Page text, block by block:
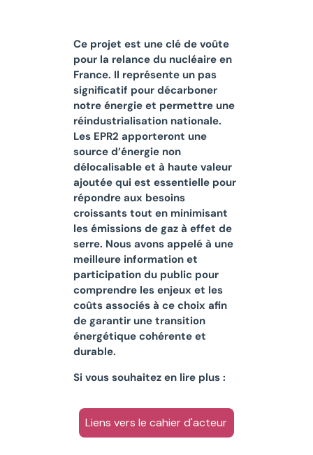
Ce projet est une clé de voûte
pour la relance du nucléaire en
France. Il représente un pas
significatif pour décarboner
notre énergie et permettre une
réindustrialisation nationale.
Les EPR2 apporteront une
source d’énergie non
délocalisable et à haute valeur
ajoutée qui est essentielle pour
répondre aux besoins
croissants tout en minimisant
les émissions de gaz à effet de
serre. Nous avons appelé à une
meilleure information et
participation du public pour
comprendre les enjeux et les
coûts associés à ce choix afin
de garantir une transition
énergétique cohérente et
durable.
Si vous souhaitez en lire plus :
Liens vers le cahier d'acteur